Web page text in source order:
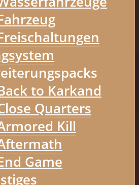
to Karkand
Quarters
Kill
Game